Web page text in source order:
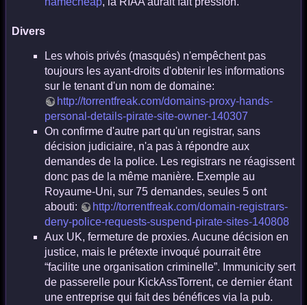
Divers
Les whois privés (masqués) n'empêchent pas
toujours les ayant-droits d'obtenir les informations
sur le tenant d'un nom de domaine:
http://torrentfreak.com/domains-proxy-hands-
personal-details-pirate-site-owner-140307
On confirme d'autre part qu'un registrar, sans
décision judiciaire, n'a pas à répondre aux
demandes de la police. Les registrars ne réagissent
donc pas de la même manière. Exemple au
Royaume-Uni, sur 75 demandes, seules 5 ont
abouti:
http://torrentfreak.com/domain-registrars-
deny-police-requests-suspend-pirate-sites-140808
Aux UK, fermeture de proxies. Aucune décision en
justice, mais le prétexte invoqué pourrait être
“facilite une organisation criminelle”. Immunicity sert
de passerelle pour KickAssTorrent, ce dernier étant
une entreprise qui fait des bénéfices via la pub.